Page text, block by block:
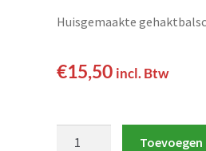
Huisgemaakte
€15,50 incl. Btw